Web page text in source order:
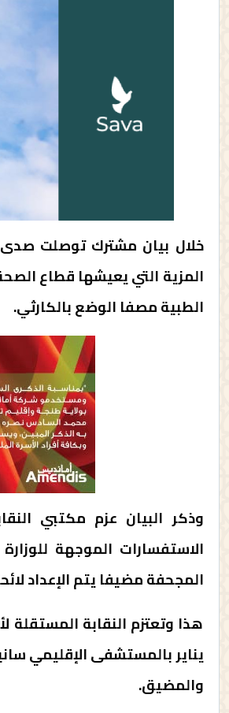
المزية التي يعيشها قطاع
الطبية مصفا الوضع بالكارثي.
وذكر البيان عزم مكتبي
الاستفسارات الموجهة
المجحفة مضيفا يتم الإعداد
يناير بالمستشفى الإقليمي
والمضيق.